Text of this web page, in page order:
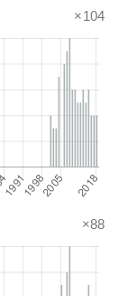
×104
×88